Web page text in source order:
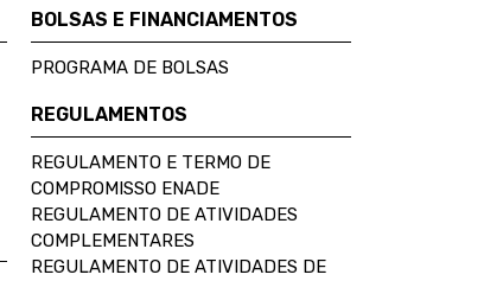
BOLSAS E FINANCIAMENTOS
PROGRAMA DE BOLSAS
REGULAMENTOS
REGULAMENTO E TERMO DE
COMPROMISSO ENADE
REGULAMENTO DE ATIVIDADES
COMPLEMENTARES
REGULAMENTO DE ATIVIDADES DE